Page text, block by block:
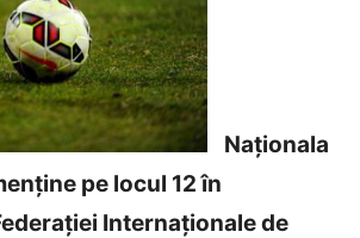
Naționala
pe locul 12 în
Internaționale de